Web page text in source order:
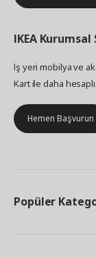
IKEA Kurumsal
İş yeri mobilya ve
Kart ile daha hesaplı.
Hemen Başvurun
Popüler